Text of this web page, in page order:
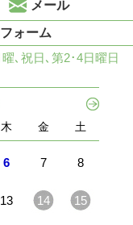
メール
ォーム
､祝日､第2･4日曜日
木 金 土
6 7 8
13 14 15